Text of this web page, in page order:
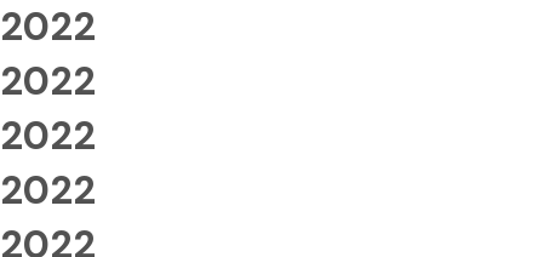
2022
2022
2022
2022
2022